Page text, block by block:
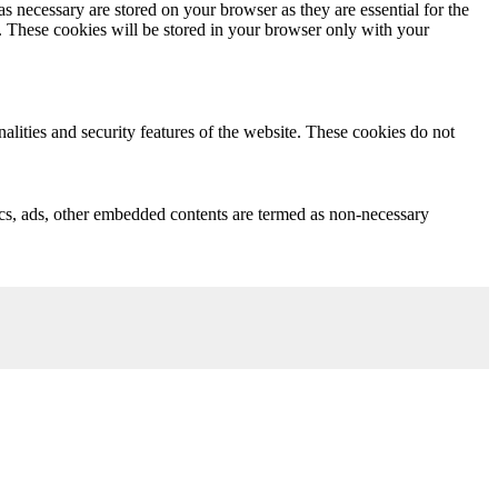
are stored on your browser as they are essential for the
These cookies will be stored in your browser only with your
and security features of the website. These cookies do not
other embedded contents are termed as non-necessary